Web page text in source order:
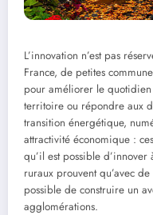
L’innovation n’est pas
France, de petites
pour améliorer le
territoire ou répondre aux
transition énergétique,
attractivité économique :
qu’il est possible d’innover
ruraux prouvent qu’avec
possible de construire un
agglomérations.